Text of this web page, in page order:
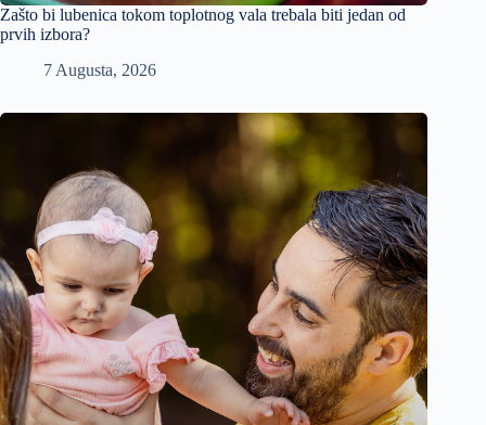
Zašto bi lubenica tokom toplotnog vala trebala biti jedan od
prvih izbora?
7 Augusta, 2026